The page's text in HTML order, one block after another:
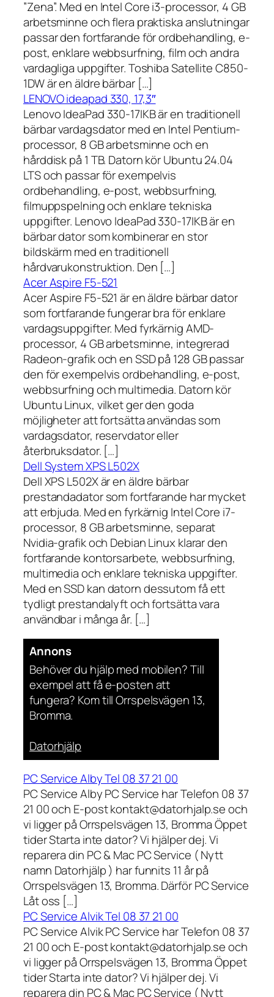
”Zena”. Med en Intel Core i3-processor, 4 GB
arbetsminne och flera praktiska anslutningar
passar den fortfarande för ordbehandling, e-
post, enklare webbsurfning, film och andra
vardagliga uppgifter. Toshiba Satellite C850-
1DW är en äldre bärbar […]
LENOVO ideapad 330, 17,3″
Lenovo IdeaPad 330-17IKB är en traditionell
bärbar vardagsdator med en Intel Pentium-
processor, 8 GB arbetsminne och en
hårddisk på 1 TB. Datorn kör Ubuntu 24.04
LTS och passar för exempelvis
ordbehandling, e-post, webbsurfning,
filmuppspelning och enklare tekniska
uppgifter. Lenovo IdeaPad 330-17IKB är en
bärbar dator som kombinerar en stor
bildskärm med en traditionell
hårdvarukonstruktion. Den […]
Acer Aspire F5-521
Acer Aspire F5-521 är en äldre bärbar dator
som fortfarande fungerar bra för enklare
vardagsuppgifter. Med fyrkärnig AMD-
processor, 4 GB arbetsminne, integrerad
Radeon-grafik och en SSD på 128 GB passar
den för exempelvis ordbehandling, e-post,
webbsurfning och multimedia. Datorn kör
Ubuntu Linux, vilket ger den goda
möjligheter att fortsätta användas som
vardagsdator, reservdator eller
återbruksdator. […]
Dell System XPS L502X
Dell XPS L502X är en äldre bärbar
prestandadator som fortfarande har mycket
att erbjuda. Med en fyrkärnig Intel Core i7-
processor, 8 GB arbetsminne, separat
Nvidia-grafik och Debian Linux klarar den
fortfarande kontorsarbete, webbsurfning,
multimedia och enklare tekniska uppgifter.
Med en SSD kan datorn dessutom få ett
tydligt prestandalyft och fortsätta vara
användbar i många år. […]
Annons
Behöver du hjälp med mobilen? Till
exempel att få e-posten att
fungera? Kom till Orrspelsvägen 13,
Bromma.
Datorhjälp
PC Service Alby Tel 08 37 21 00
PC Service Alby PC Service har Telefon 08 37
21 00 och E-post kontakt@datorhjalp.se och
vi ligger på Orrspelsvägen 13, Bromma Öppet
tider Starta inte dator? Vi hjälper dej. Vi
reparera din PC & Mac PC Service ( Nytt
namn Datorhjälp ) har funnits 11 år på
Orrspelsvägen 13, Bromma. Därför PC Service
Låt oss […]
PC Service Alvik Tel 08 37 21 00
PC Service Alvik PC Service har Telefon 08 37
21 00 och E-post kontakt@datorhjalp.se och
vi ligger på Orrspelsvägen 13, Bromma Öppet
tider Starta inte dator? Vi hjälper dej. Vi
reparera din PC & Mac PC Service ( Nytt